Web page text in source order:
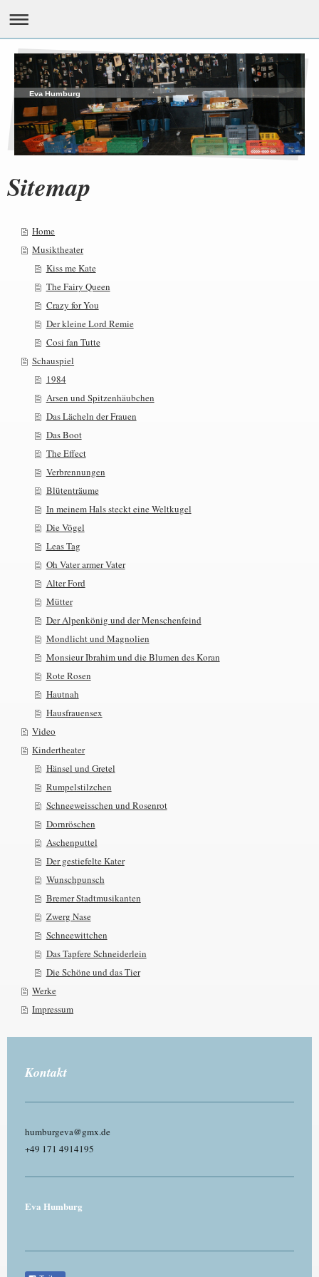
Eva Humburg
Sitemap
Home
Musiktheater
Kiss me Kate
The Fairy Queen
Crazy for You
Der kleine Lord Remie
Cosi fan Tutte
Schauspiel
1984
Arsen und Spitzenhäubchen
Das Lächeln der Frauen
Das Boot
The Effect
Verbrennungen
Blütenträume
In meinem Hals steckt eine Weltkugel
Die Vögel
Leas Tag
Oh Vater armer Vater
Alter Ford
Mütter
Der Alpenkönig und der Menschenfeind
Mondlicht und Magnolien
Monsieur Ibrahim und die Blumen des Koran
Rote Rosen
Hautnah
Hausfrauensex
Video
Kindertheater
Hänsel und Gretel
Rumpelstilzchen
Schneeweisschen und Rosenrot
Dornröschen
Aschenputtel
Der gestiefelte Kater
Wunschpunsch
Bremer Stadtmusikanten
Zwerg Nase
Schneewittchen
Das Tapfere Schneiderlein
Die Schöne und das Tier
Werke
Impressum
Kontakt
humburgeva@gmx.de
+49 171 4914195
Eva Humburg